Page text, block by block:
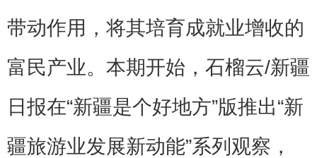
带动作用，将其培育成就业增收的
富民产业。本期开始，石榴云/新疆
日报在“新疆是个好地方”版推出“新
疆旅游业发展新动能”系列观察，